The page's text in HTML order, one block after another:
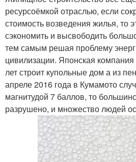
ресурсоёмкой отраслью, если
стоимость возведения жилья, то
сэкономить и высвободить
тем самым решая проблему
цивилизации. Японская
лет строит купольные дом а из
апреле 2016 года в Кумамото
магнитудой 7 баллов, то
разрушено, и множество людей